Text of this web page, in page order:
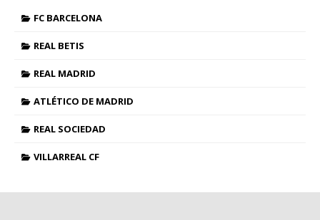
FC BARCELONA
REAL BETIS
REAL MADRID
ATLÉTICO DE MADRID
REAL SOCIEDAD
VILLARREAL CF